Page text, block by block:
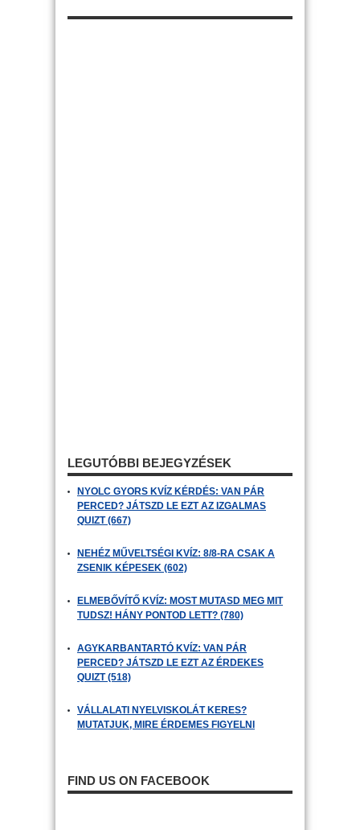
LEGUTÓBBI BEJEGYZÉSEK
NYOLC GYORS KVÍZ KÉRDÉS: VAN PÁR
PERCED? JÁTSZD LE EZT AZ IZGALMAS
QUIZT (667)
NEHÉZ MŰVELTSÉGI KVÍZ: 8/8-RA CSAK A
ZSENIK KÉPESEK (602)
ELMEBŐVÍTŐ KVÍZ: MOST MUTASD MEG MIT
TUDSZ! HÁNY PONTOD LETT? (780)
AGYKARBANTARTÓ KVÍZ: VAN PÁR
PERCED? JÁTSZD LE EZT AZ ÉRDEKES
QUIZT (518)
VÁLLALATI NYELVISKOLÁT KERES?
MUTATJUK, MIRE ÉRDEMES FIGYELNI
FIND US ON FACEBOOK